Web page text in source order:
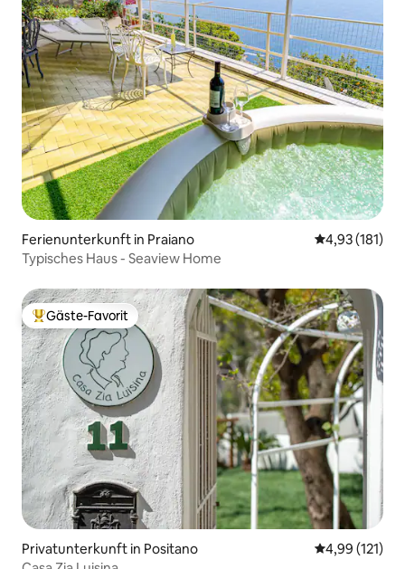
Ferienunterkunft in Praiano
4,93 (181)
Typisches Haus - Seaview Home
Beliebter Gäste-Favorit.
Gäste-Favorit
Privatunterkunft in Positano
4,99 (121)